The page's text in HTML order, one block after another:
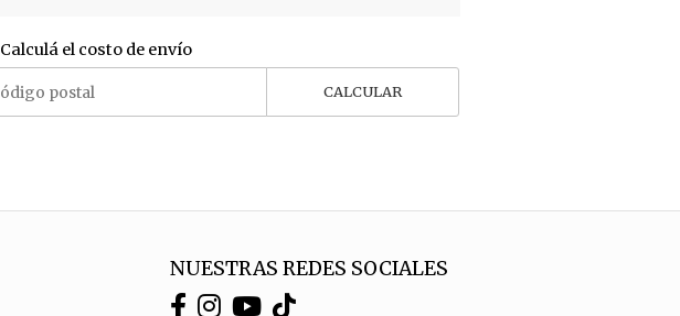
Calculá el costo de envío
CALCULAR
NUESTRAS REDES SOCIALES